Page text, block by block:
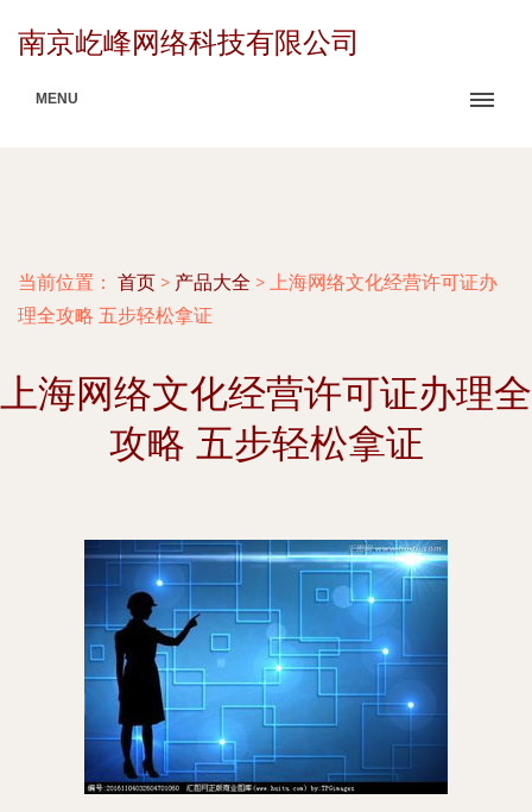
南京屹峰网络科技有限公司
MENU
当前位置： 首页 > 产品大全 > 上海网络文化经营许可证办
理全攻略 五步轻松拿证
上海网络文化经营许可证办理全
攻略 五步轻松拿证